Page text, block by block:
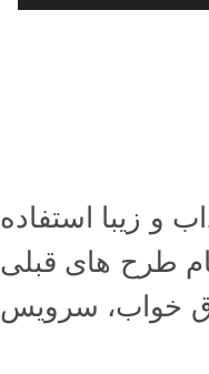
و زیبا استفاده
طرح های قبلی
خواب، سرویس